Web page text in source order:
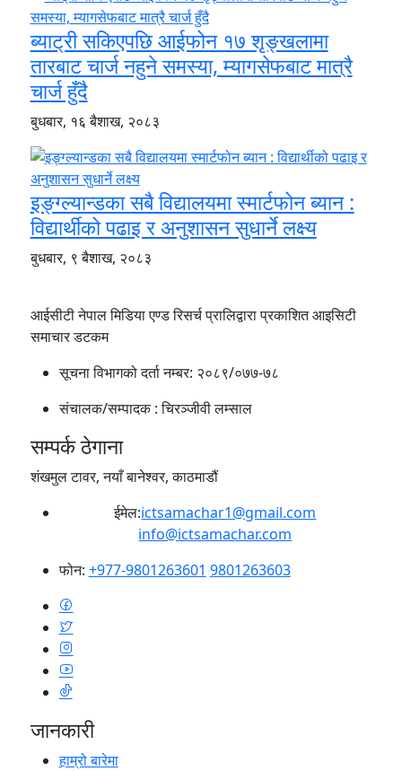
ब्याट्री सकिएपछि आईफोन १७ शृङ्खलामा
तारबाट चार्ज नहुने समस्या, म्यागसेफबाट मात्रै
चार्ज हुँदै
बुधबार, १६ बैशाख, २०८३
इङ्ग्ल्यान्डका सबै विद्यालयमा स्मार्टफोन ब्यान :
विद्यार्थीको पढाइ र अनुशासन सुधार्ने लक्ष्य
बुधबार, ९ बैशाख, २०८३
आईसीटी नेपाल मिडिया एण्ड रिसर्च प्रालिद्वारा प्रकाशित आइसिटी
समाचार डटकम
सूचना विभागको दर्ता नम्बर: २०८९/०७७-७८
संचालक/सम्पादक :चिरञ्जीवी लम्साल
सम्पर्क ठेगाना
शंखमुल टावर, नयाँ बानेश्वर, काठमाडौं
ईमेल:ictsamachar1@gmail.com
info@ictsamachar.com
फोन: +977-9801263601 9801263603
जानकारी
हाम्रो बारेमा